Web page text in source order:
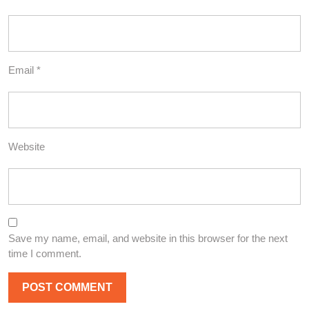
Email *
Website
Save my name, email, and website in this browser for the next
time I comment.